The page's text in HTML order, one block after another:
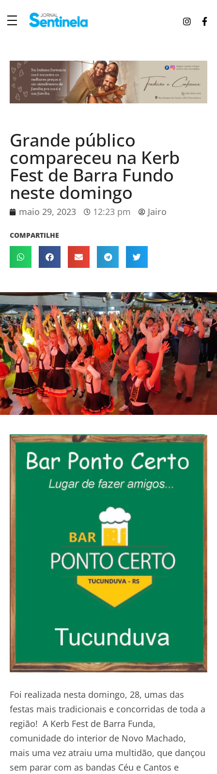
Grande público
compareceu na Kerb
Fest de Barra Fundo
neste domingo
maio 29, 2023 12:23 pm Jairo
COMPARTILHE
Foi realizada nesta domingo, 28, umas das
festas mais tradicionais e concorridas de toda a
região! A Kerb Fest de Barra Funda,
comunidade do interior de Novo Machado,
mais uma vez atraiu uma multidão, que dançou
sem parar com as bandas Céu e Cantos e